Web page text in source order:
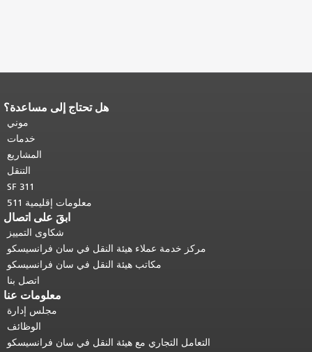
هل تحتاج إلى مساعدة؟
مركز خدمة عملاء هيئة النقل في سان فرانسيسكو
مكاتب هيئة النقل في سان فرانسيسكو
التعامل التجاري مع هيئة النقل في سان فرانسيسكو